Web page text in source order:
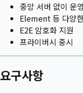
중앙 서버 없이 운
Element 등 다양
E2E 암호화 지원
프라이버시 중시
요구사항